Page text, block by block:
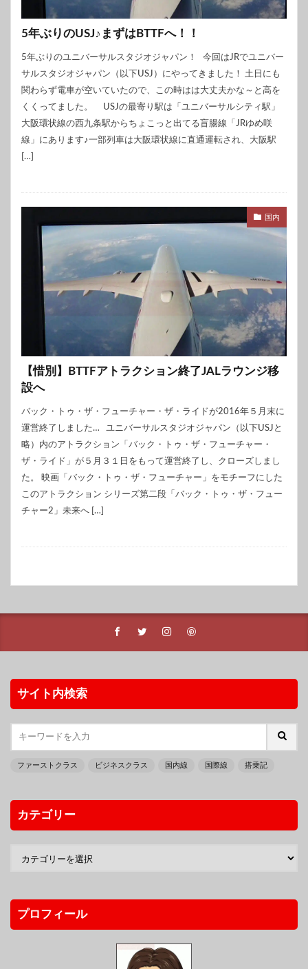
5年ぶりのUSJ♪まずはBTTFへ！！
5年ぶりのユニバーサルスタジオジャパン！ 今回はJRでユニバー
サルスタジオジャパン（以下USJ）にやってきました！ 土日にも
関わらず電車が空いていたので、この時はは大丈夫かな～と高を
くくってました。 USJの最寄り駅は「ユニバーサルシティ駅」
大阪環状線の西九条駅からちょこっと出てる盲腸線「JRゆめ咲
線」にあります♪一部列車は大阪環状線に直通運転され、大阪駅
[…]
国内
【惜別】BTTFアトラクション終了JALラウンジ移
設へ
バック・トゥ・ザ・フューチャー・ザ・ライドが2016年５月末に
運営終了しました… ユニバーサルスタジオジャパン（以下USJと
略）内のアトラクション「バック・トゥ・ザ・フューチャー・
ザ・ライド」が５月３１日をもって運営終了し、クローズしまし
た。 映画「バック・トゥ・ザ・フューチャー」をモチーフにした
このアトラクション シリーズ第二段「バック・トゥ・ザ・フュー
チャー2」未来へ […]
サイト内検索
ファーストクラス ビジネスクラス 国内線 国際線 搭乗記
カテゴリー
プロフィール